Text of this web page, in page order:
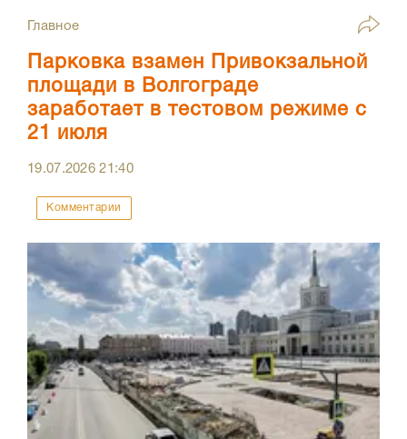
Главное
Парковка взамен Привокзальной
площади в Волгограде
заработает в тестовом режиме с
21 июля
19.07.202621:40
Комментарии